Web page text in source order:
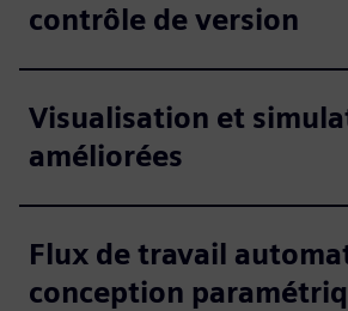
contrôle de version
Visualisation et
améliorées
Flux de travail
conception